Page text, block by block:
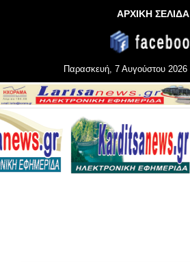
ΑΡΧΙΚΗ ΣΕΛΙΔΑ
Παρασκευή, 7 Αυγούστου 2026